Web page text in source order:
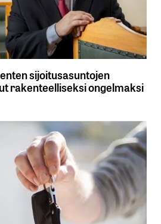
sijoitusasuntojen
rakenteelliseksi ongelmaksi